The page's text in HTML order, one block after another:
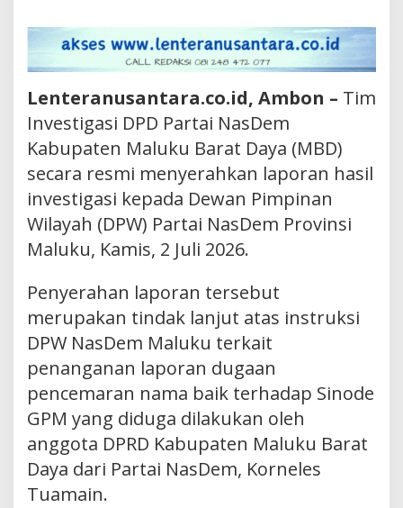
Lenteranusantara.co.id, Ambon – Tim
Investigasi DPD Partai NasDem
Kabupaten Maluku Barat Daya (MBD)
secara resmi menyerahkan laporan hasil
investigasi kepada Dewan Pimpinan
Wilayah (DPW) Partai NasDem Provinsi
Maluku, Kamis, 2 Juli 2026.
Penyerahan laporan tersebut
merupakan tindak lanjut atas instruksi
DPW NasDem Maluku terkait
penanganan laporan dugaan
pencemaran nama baik terhadap Sinode
GPM yang diduga dilakukan oleh
anggota DPRD Kabupaten Maluku Barat
Daya dari Partai NasDem, Korneles
Tuamain.